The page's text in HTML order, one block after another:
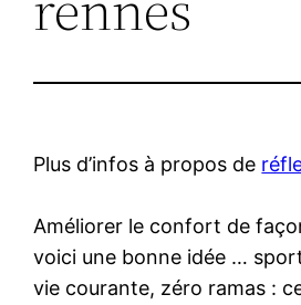
Plus d’infos à propos de
Améliorer le confort de
voici une bonne idée …
vie courante, zéro ramas :